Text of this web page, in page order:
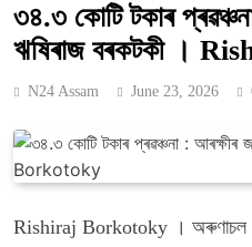
৩৪.৩ কোটি টকাৰ
ঋষিৰাজ বৰকটকী ।
N24 Assam June 23, 2026
Rishiraj Borkotoky । অৰুণাচল